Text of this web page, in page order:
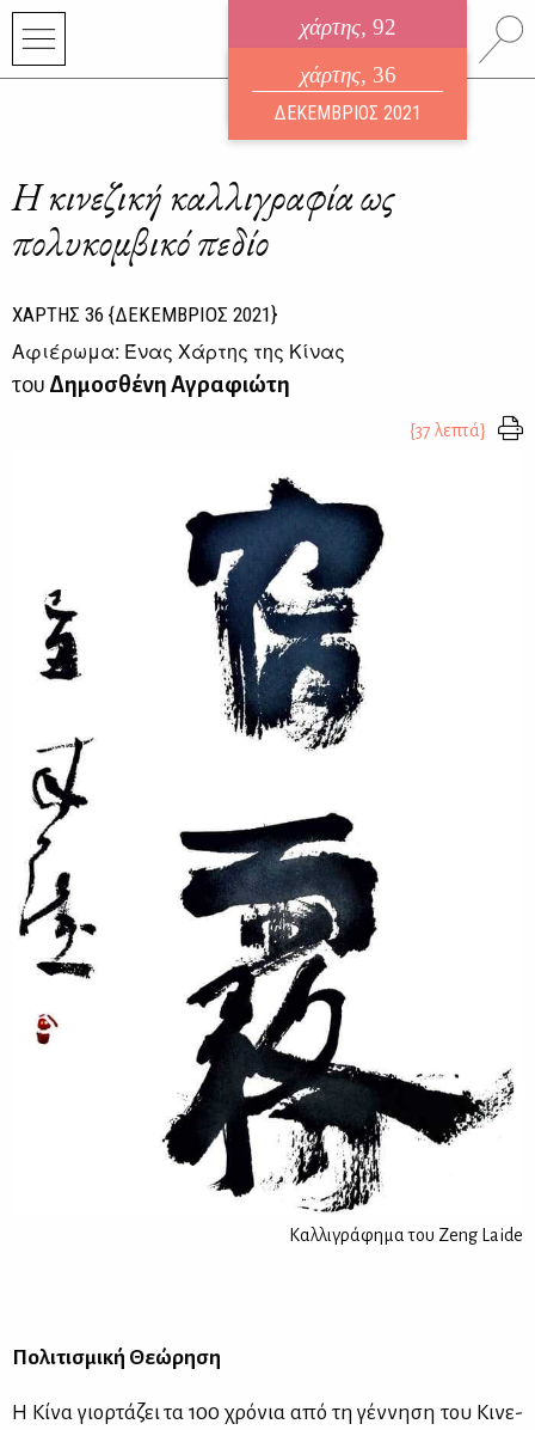
χάρτης, 92
ηλεκτρονικό περιοδικό
ΑΥΓΟΥΣΤΟΣ 2026
χάρτης, 36
ΔΕΚΕΜΒΡΙΟΣ 2021
Η κινεζική καλλιγραφία ως
πολυκομβικό πεδίο
ΧΑΡΤΗΣ 36 {ΔΕΚΕΜΒΡΙΟΣ 2021}
Αφιέρωμα: Ένας Χάρτης της Κίνας
του Δημοσθένη Αγραφιώτη
{37 λεπτά}
Καλλιγράφημα του Zeng Laide
Πο­λι­τι­σμι­κή Θε­ώ­ρη­ση
Η Κί­να γιορ­τά­ζει τα 100 χρό­νια από τη γέν­νη­ση του Κι­νε­